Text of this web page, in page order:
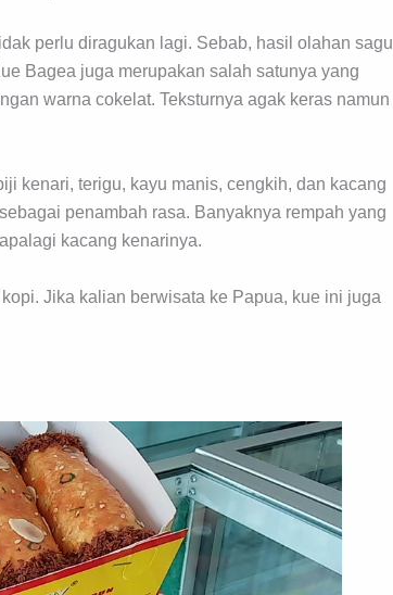
perlu diragukan lagi. Sebab, hasil olahan sagu
Bagea juga merupakan salah satunya yang
warna cokelat. Teksturnya agak keras namun
kenari, terigu, kayu manis, cengkih, dan kacang
penambah rasa. Banyaknya rempah yang
kacang kenarinya.
Jika kalian berwisata ke Papua, kue ini juga